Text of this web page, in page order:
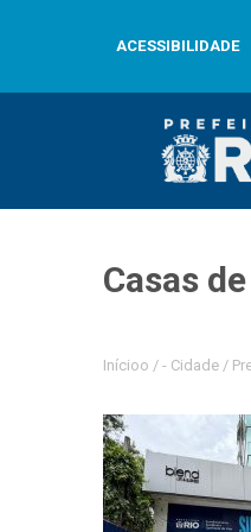
ACESSIBILIDADE
Casas
Inícioo / - Cidade /